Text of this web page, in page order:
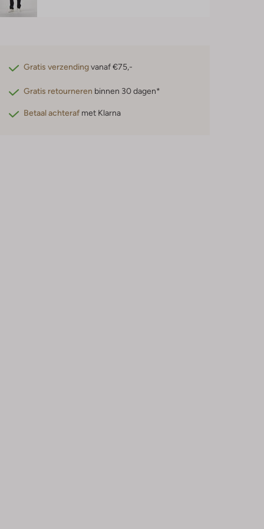
Gratis verzendingvanaf €75,-
Gratis retourneren binnen 30 dagen*
Betaal achteraf met Klarna